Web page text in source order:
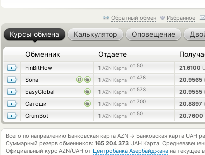
Обратный обмен Избранное
Курсы обмена Калькулятор Оповещение
Обменник Отдаете
FinBitFlow 1 AZN Карта от 50 21.6100
Sona
1 AZN Карта от 478 20.9565
EasyGlobal
1 AZN Карта от 573 20.9555
Сатоши
1 AZN Карта от 700 20.8897
GrumBot
1 AZN Карта от 50 20.7600
Всего по направлению Банковская карта AZN → Банковская карта UAH
Суммарный резерв обменников: 165 204 373 UAH Карта.
Официальный курс AZN/UAH от Центробанка Азербайджана на текущее